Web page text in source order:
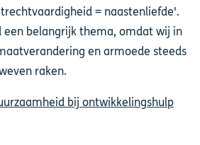
= naastenliefde'.
een belangrijk thema, omdat wij in
en armoede steeds
raken.
bij ontwikkelingshulp